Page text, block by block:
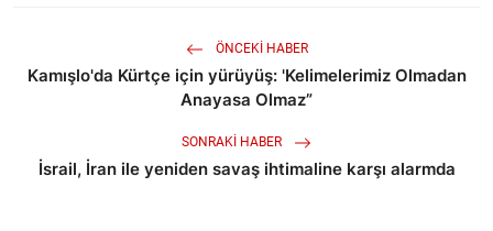
ÖNCEKI HABER
Kamışlo'da Kürtçe için yürüyüş: 'Kelimelerimiz Olmadan
Anayasa Olmaz”
SONRAKI HABER
İsrail, İran ile yeniden savaş ihtimaline karşı alarmda